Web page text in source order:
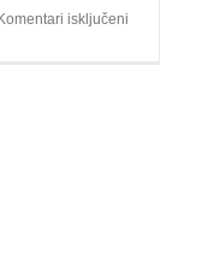
Komentari isključeniza